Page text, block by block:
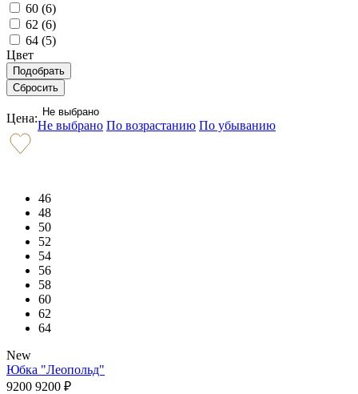
60 (6)
62 (6)
64 (5)
Цвет
Цена: Не выбрано
Не выбрано По возрастанию По убыванию
46
48
50
52
54
56
58
60
62
64
New
Юбка "Леопольд"
9200 9200 ₽